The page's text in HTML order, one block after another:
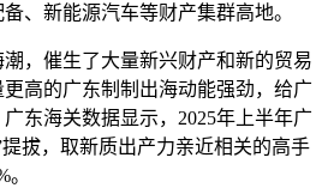
、新能源汽车等财产集群高地。
催生了大量新兴财产和新的贸易
高的广东制制出海动能强劲，给广
东海关数据显示，2025年上半年广
拔，取新质出产力亲近相关的高手